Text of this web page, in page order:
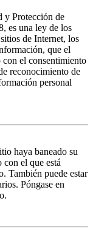
y Protección de
es una ley de los
de Internet, los
que el
el consentimiento
reconocimiento de
personal
haya baneado su
el que está
También puede estar
Póngase en